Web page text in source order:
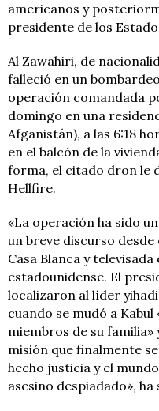
americanos y
presidente de los
Al Zawahiri, de
falleció en un
operación comandada
domingo en una
Afganistán), a las 6:18
en el balcón de la
forma, el citado dron le
Hellfire.
«La operación ha sido
un breve discurso desde
Casa Blanca y
estadounidense. El
localizaron al líder
cuando se mudó a
miembros de su
misión que finalmente
hecho justicia y el
asesino despiadado»,